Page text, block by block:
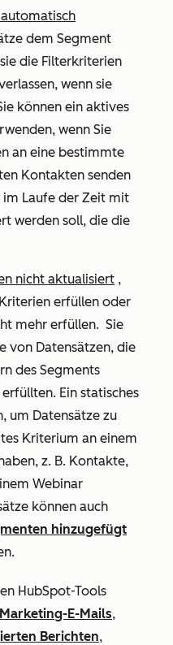
dem Segment
die Filterkriterien
wenn sie
können ein aktives
wenn Sie
an eine bestimmte
Kontakten senden
Laufe der Zeit mit
werden soll, die die
nicht aktualisiert ,
erfüllen oder
mehr erfüllen. Sie
von Datensätzen, die
des Segments
Ein statisches
um Datensätze zu
Kriterium an einem
z. B. Kontakte,
Webinar
können auch
hinzugefügt
HubSpot-Tools
Marketing-E-Mails,
Berichten,